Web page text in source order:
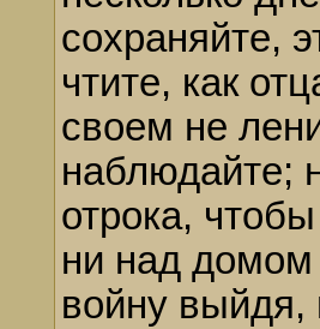
сохраняйте,
чтите, как
своем не
наблюдайте;
отрока,
ни над
войну выйдя,